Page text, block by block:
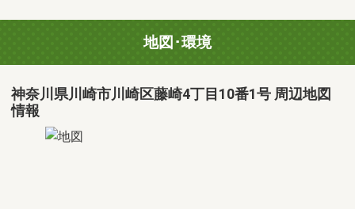
地図･環境
神奈川県川崎市川崎区藤崎4丁目10番1号 周辺地図
情報